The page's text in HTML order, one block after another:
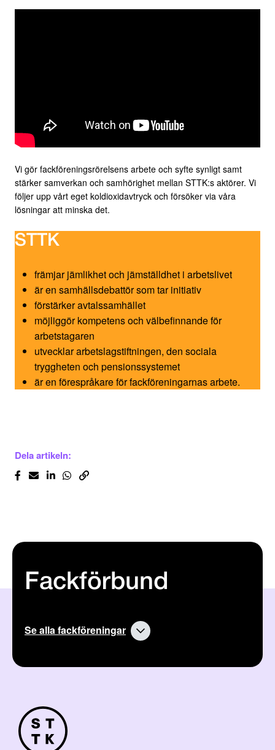
Vi gör fackföreningsrörelsens arbete och syfte synligt samt
stärker samverkan och samhörighet mellan STTK:s aktörer. Vi
följer upp vårt eget koldioxidavtryck och försöker via våra
lösningar att minska det.
STTK
främjar jämlikhet och jämställdhet i arbetslivet
är en samhällsdebattör som tar initiativ
förstärker avtalssamhället
möjliggör kompetens och välbefinnande för
arbetstagaren
utvecklar arbetslagstiftningen, den sociala
tryggheten och pensionssystemet
är en förespråkare för fackföreningarnas arbete.
Dela artikeln:
Fackförbund
Se alla fackföreningar